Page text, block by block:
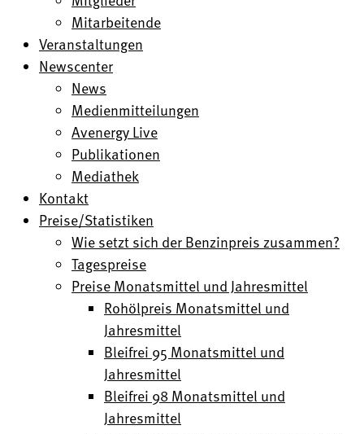
Mitarbeitende
Veranstaltungen
Newscenter
News
Medienmitteilungen
Avenergy Live
Publikationen
Mediathek
Kontakt
Preise/Statistiken
Wie setzt sich der Benzinpreis zusammen?
Tagespreise
Preise Monatsmittel und Jahresmittel
Rohölpreis Monatsmittel und
Jahresmittel
Bleifrei 95 Monatsmittel und
Jahresmittel
Bleifrei 98 Monatsmittel und
Jahresmittel